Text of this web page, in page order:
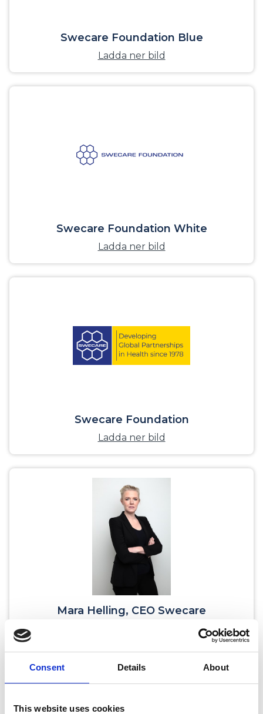
Consent Details About
This website uses cookies
Swecare Foundation Blue
Ladda ner bild
Swecare Foundation White
Ladda ner bild
Swecare Foundation
Ladda ner bild
Mara Helling, CEO Swecare